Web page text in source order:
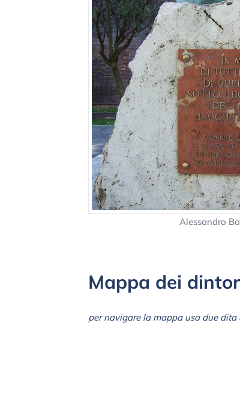
Alessandro
Mappa dei
per navigare la mappa usa due